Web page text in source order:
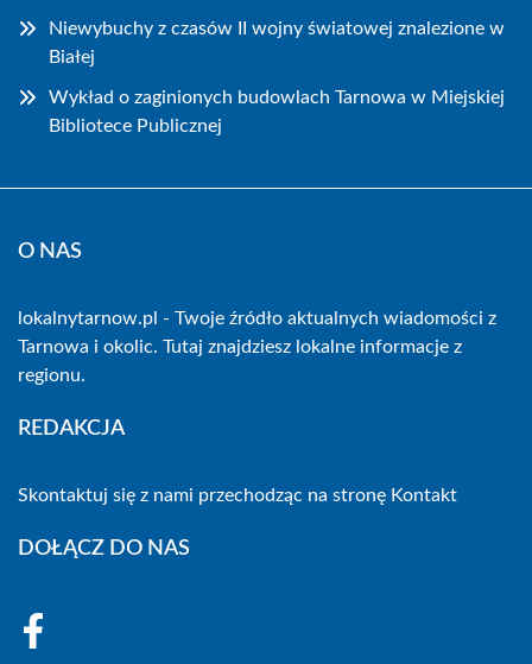
Niewybuchy z czasów II wojny światowej znalezione w
Białej
Wykład o zaginionych budowlach Tarnowa w Miejskiej
Bibliotece Publicznej
O NAS
lokalnytarnow.pl - Twoje źródło aktualnych wiadomości z
Tarnowa i okolic. Tutaj znajdziesz lokalne informacje z
regionu.
REDAKCJA
Skontaktuj się z nami przechodząc na stronę Kontakt
DOŁĄCZ DO NAS